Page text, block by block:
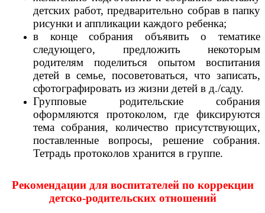
детских работ, предварительно собрав в папку
рисунки и аппликации каждого ребенка;
в конце собрания объявить о тематике
следующего, предложить некоторым
родителям поделиться опытом воспитания
детей в семье, посоветоваться, что записать,
сфотографировать из жизни детей в д./саду.
Групповые родительские собрания
оформляются протоколом, где фиксируются
тема собрания, количество присутствующих,
поставленные вопросы, решение собрания.
Тетрадь протоколов хранится в группе.
Рекомендации для воспитателей по коррекции
детско-родительских отношений